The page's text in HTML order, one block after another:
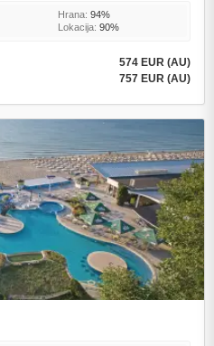
Hrana: 94%
Lokacija: 90%
574 EUR (AU)
757 EUR (AU)